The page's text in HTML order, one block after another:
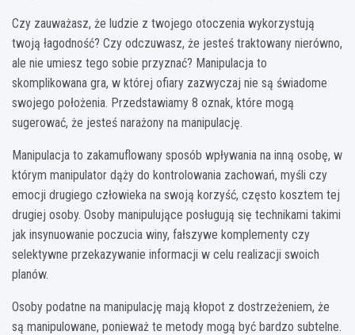
Czy zauważasz, że ludzie z twojego otoczenia wykorzystują
twoją łagodność? Czy odczuwasz, że jesteś traktowany nierówno,
ale nie umiesz tego sobie przyznać? Manipulacja to
skomplikowana gra, w której ofiary zazwyczaj nie są świadome
swojego położenia. Przedstawiamy 8 oznak, które mogą
sugerować, że jesteś narażony na manipulację.
Manipulacja to zakamuflowany sposób wpływania na inną osobę, w
którym manipulator dąży do kontrolowania zachowań, myśli czy
emocji drugiego człowieka na swoją korzyść, często kosztem tej
drugiej osoby. Osoby manipulujące posługują się technikami takimi
jak insynuowanie poczucia winy, fałszywe komplementy czy
selektywne przekazywanie informacji w celu realizacji swoich
planów.
Osoby podatne na manipulację mają kłopot z dostrzeżeniem, że
są manipulowane, ponieważ te metody mogą być bardzo subtelne.